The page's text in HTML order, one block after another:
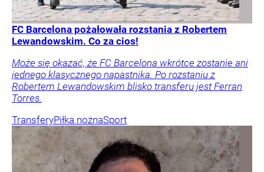
FC Barcelona pożałowała rozstania z Robertem
Lewandowskim. Co za cios!
Może się okazać, że FC Barcelona wkrótce zostanie ani
jednego klasycznego napastnika. Po rozstaniu z
Robertem Lewandowskim blisko transferu jest Ferran
Torres.
TransferyPiłka nożnaSport